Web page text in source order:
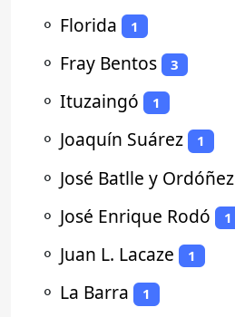
⚬ Florida 1
⚬ Fray Bentos 3
⚬ Ituzaingó 1
⚬ Joaquín Suárez 1
⚬ José Batlle y Ordóñez
⚬ José Enrique Rodó 1
⚬ Juan L. Lacaze 1
⚬ La Barra 1